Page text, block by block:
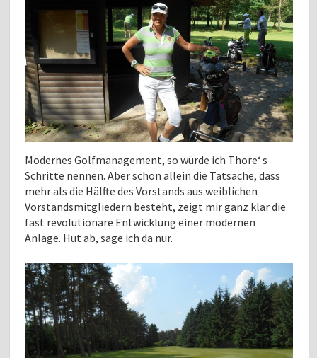
Modernes Golfmanagement, so würde ich Thore‘ s
Schritte nennen. Aber schon allein die Tatsache, dass
mehr als die Hälfte des Vorstands aus weiblichen
Vorstandsmitgliedern besteht, zeigt mir ganz klar die
fast revolutionäre Entwicklung einer modernen
Anlage. Hut ab, sage ich da nur.